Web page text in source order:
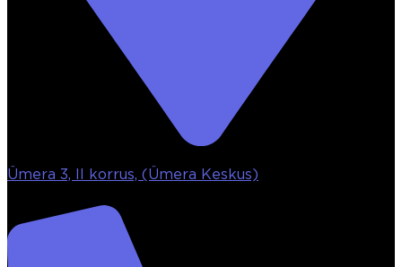
Ümera 3, II korrus, (Ümera Keskus)